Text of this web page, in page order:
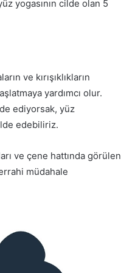
yogasının cilde olan 5
ve kırışıklıkların
yardımcı olur.
ediyorsak, yüz
edebiliriz.
ve çene hattında görülen
müdahale